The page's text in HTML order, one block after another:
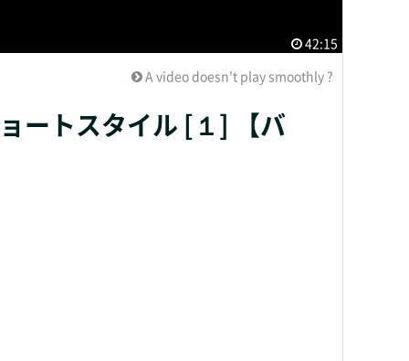
42:15
A video doesn't play smoothly ?
ートスタイル [１] 【バ